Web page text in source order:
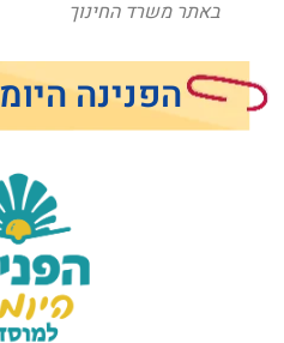
באתר משרד החינוך
הפנינה